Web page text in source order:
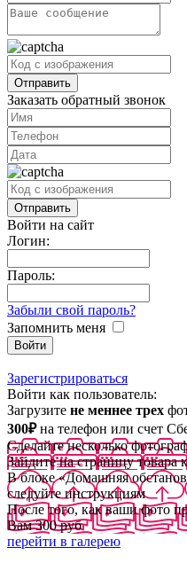
Заказать обратный звонок
Войти на сайт
Логин:
Пароль:
Забыли свой пароль?
Запомнить меня
Зарегистрироваться
Войти как пользователь:
Загрузите не меннее трех
300₽на телефон или счет
Сделайте несколько
Зайдите на страницу
В блоке «Домашняя
следуйте инструкциям
После того, как ваши фото
Вам 300 руб
перейти в галерею